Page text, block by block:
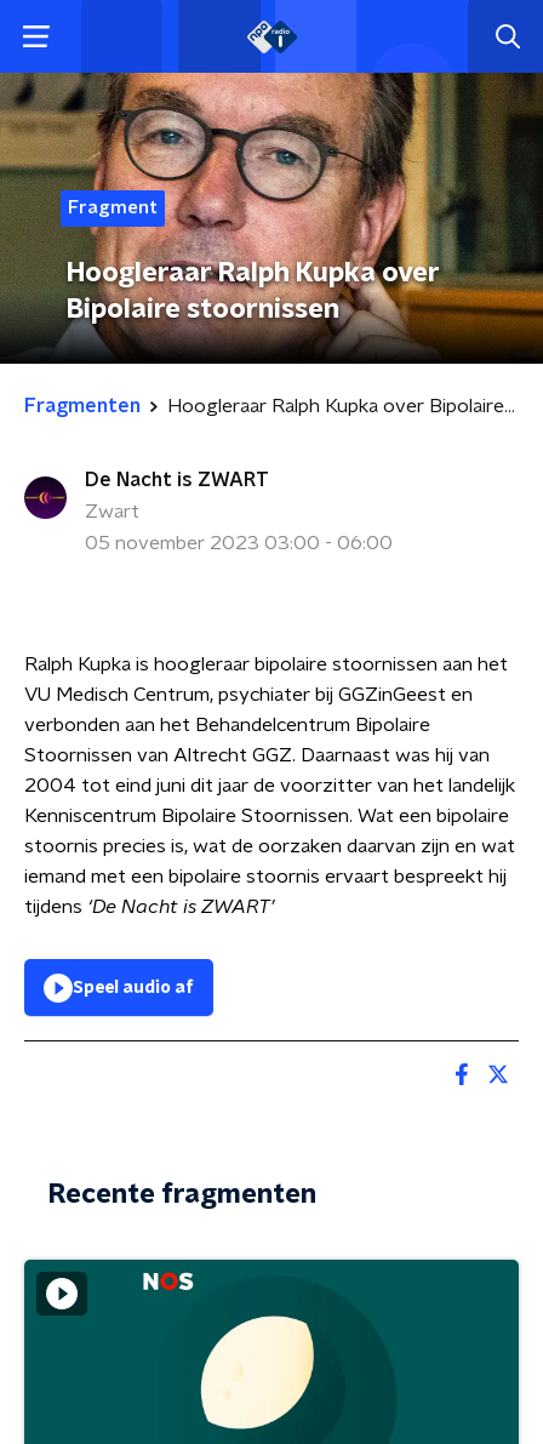
Fragment
Hoogleraar Ralph Kupka over
Bipolaire stoornissen
Fragmenten Hoogleraar Ralph Kupka over Bipolaire stoornissen
De Nacht is ZWART
Zwart
05 november 2023 03:00 - 06:00
Ralph Kupka is hoogleraar bipolaire stoornissen aan het
VU Medisch Centrum, psychiater bij GGZinGeest en
verbonden aan het Behandelcentrum Bipolaire
Stoornissen van Altrecht GGZ. Daarnaast was hij van
2004 tot eind juni dit jaar de voorzitter van het landelijk
Kenniscentrum Bipolaire Stoornissen. Wat een bipolaire
stoornis precies is, wat de oorzaken daarvan zijn en wat
iemand met een bipolaire stoornis ervaart bespreekt hij
tijdens ‘De Nacht is ZWART’
Speel audio af
Recente fragmenten